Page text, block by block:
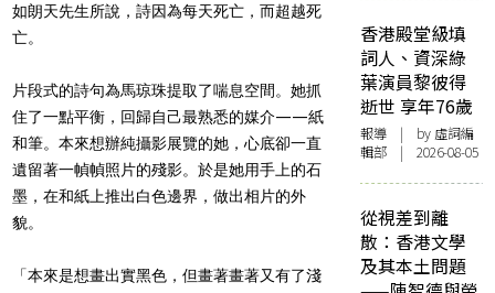
如朗天先生所說 ，詩因為每天死亡，而超越死
亡。
片段式的詩句為馬琼珠提取了喘息空間。她抓
住了一點平衡，回歸自己最熟悉的媒介——紙
和筆。本來想辦純攝影展覽的她，心底卻一直
遺留著一幀幀照片的殘影。於是她用手上的石
墨，在和紙上推出白色邊界，做出相片的外
貌。
「本來是想畫出實黑色，但畫著畫著又有了淺
香港殿堂級填
詞人、資深綠
葉演員黎彼得
逝世 享年76歲
報導 | by 虛詞編
輯部 | 2026-08-05
從視差到離
散：香港文學
及其本土問題